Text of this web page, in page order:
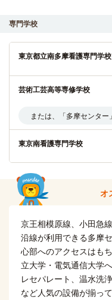
恵泉女学園大学
桜美林大学(多摩アカデミー
東京医療学院大学
恵泉女学園大学(大学院)
または、多摩センター
学・明星大学駅
国士舘大学(多摩キャンパス)
または、京王多摩セン
永山駅／永山駅（10分
帝京大学短期大学(八王子キ
専門学校
東京都立南多摩看護専門学校
芸術工芸高等専修学校
または、「多摩センタ
東京南看護専門学校
東京多摩調理製菓専門学校
「多摩センター」→（バ
東邦歯科医療専門学校
多摩センター駅→（多摩
分）→（京王線2分）→
神奈川経済専門学校
オ
京王相模原線、小田急
沿線が利用できる多摩
心部へのアクセスはも
立大学・電気通信大学
レセパレート、温水洗
など人気の設備が揃って